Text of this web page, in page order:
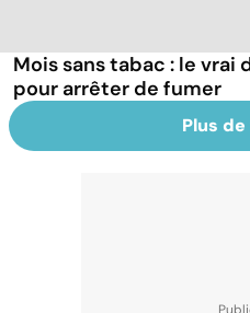
Mois sans tabac : le
pour arrêter de fumer
Plus